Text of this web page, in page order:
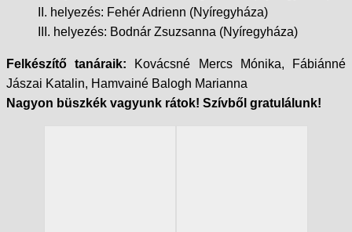
II. helyezés: Fehér Adrienn (Nyíregyháza)
III. helyezés: Bodnár Zsuzsanna (Nyíregyháza)
Felkészítő tanáraik: Kovácsné Mercs Mónika, Fábiánné
Jászai Katalin, Hamvainé Balogh Marianna
Nagyon büszkék vagyunk rátok! Szívből gratulálunk!